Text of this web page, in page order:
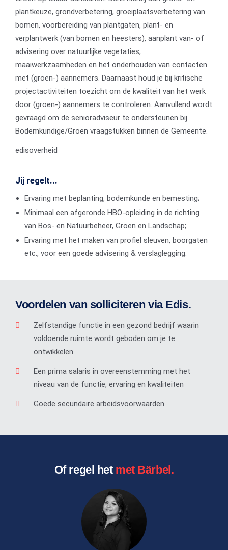
plantkeuze, grondverbetering, groeiplaatsverbetering van
bomen, voorbereiding van plantgaten, plant- en
verplantwerk (van bomen en heesters), aanplant van- of
advisering over natuurlijke vegetaties,
maaiwerkzaamheden en het onderhouden van contacten
met (groen-) aannemers. Daarnaast houd je bij kritische
projectactiviteiten toezicht om de kwaliteit van het werk
door (groen-) aannemers te controleren. Aanvullend wordt
gevraagd om de senioradviseur te ondersteunen bij
Bodemkundige/Groen vraagstukken binnen de Gemeente.
edisoverheid
Jij regelt...
Ervaring met beplanting, bodemkunde en bemesting;
Minimaal een afgeronde HBO-opleiding in de richting
van Bos- en Natuurbeheer, Groen en Landschap;
Ervaring met het maken van profiel sleuven, boorgaten
etc., voor een goede advisering & verslaglegging.
Voordelen van solliciteren via Edis.
Zelfstandige functie in een gezond bedrijf waarin
voldoende ruimte wordt geboden om je te
ontwikkelen
Een prima salaris in overeenstemming met het
niveau van de functie, ervaring en kwaliteiten
Goede secundaire arbeidsvoorwaarden.
Of regel het met Bärbel.